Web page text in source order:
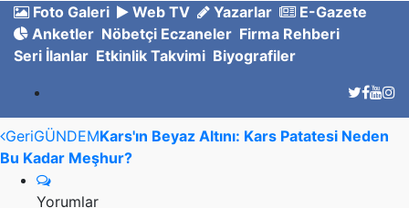
Foto Galeri
Web TV Yazarlar
E-Gazete
Anketler Nöbetçi Eczaneler Firma Rehberi
Seri İlanlar Etkinlik Takvimi Biyografiler
GeriGÜNDEMKars'ın Beyaz Altını: Kars Patatesi Neden
Bu Kadar Meşhur?
Yorumlar